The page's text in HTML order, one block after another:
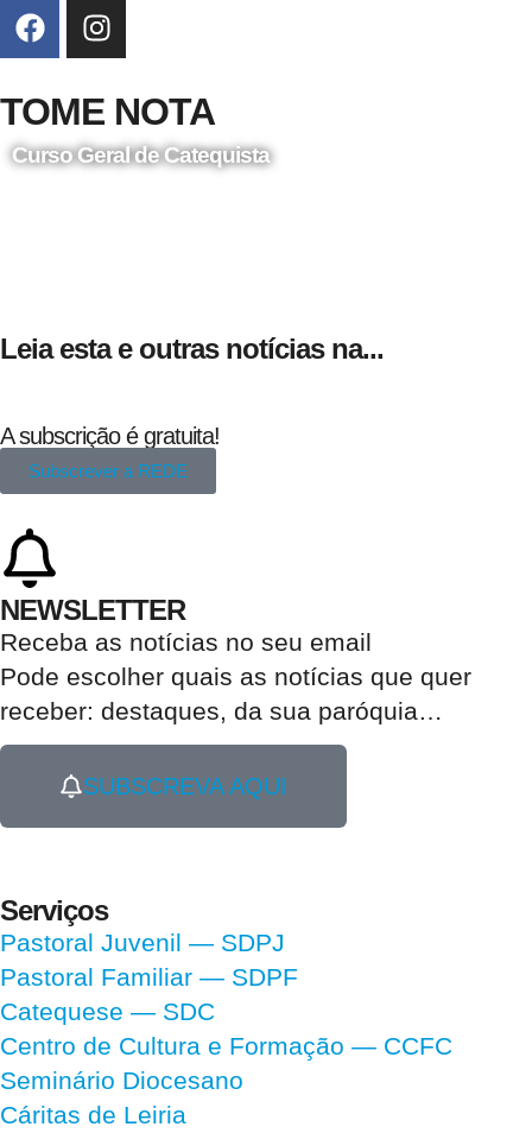
TOME NOTA
Curso Geral de Catequista
Leia esta e outras notícias na...
A subscrição é gratuita!
Subscrever a REDE
NEWSLETTER
Receba as notícias no seu email​
Pode escolher quais as notícias que quer
receber: destaques, da sua paróquia…
SUBSCREVA AQUI
Serviços
Pastoral Juvenil — SDPJ
Pastoral Familiar — SDPF
Catequese — SDC
Centro de Cultura e Formação — CCFC
Seminário Diocesano
Cáritas de Leiria